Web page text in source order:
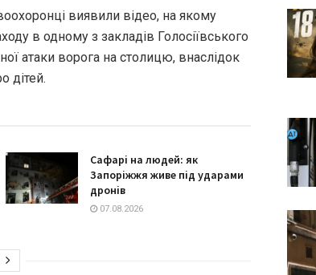
виявили відео, на якому
в одному з закладів Голосіївського
атаки ворога на столицю, внаслідок
дітей.
Сафарі на людей: як
Запоріжжя живе під ударами
дронів
07.08.2026